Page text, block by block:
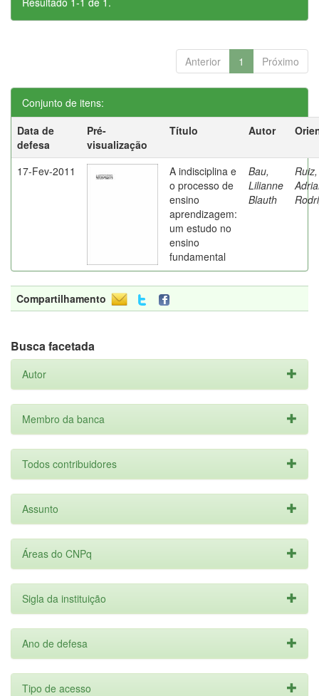
Anterior 1 Próximo
Conjunto de itens:
Data de
defesa
Pré-
visualização
Título Autor
17-Fev-2011
A indisciplina e
o processo de
ensino
aprendizagem:
um estudo no
ensino
fundamental
Bau,
Lilianne
Blauth
Ruiz,
Compartilhamento
Busca facetada
Autor
Membro da banca
Todos contribuidores
Assunto
Áreas do CNPq
Sigla da instituição
Ano de defesa
Tipo de acesso